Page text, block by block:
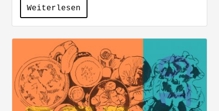
Weiterlesen